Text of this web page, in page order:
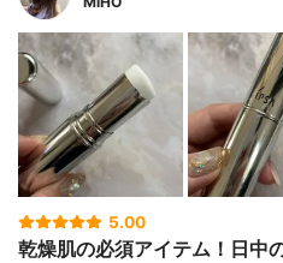
5.00
乾燥肌の必須アイテム！日中